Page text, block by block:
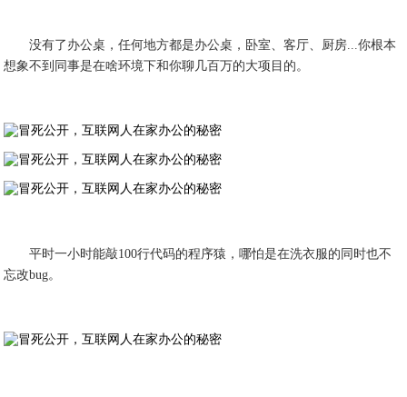
没有了办公桌，任何地方都是办公桌，卧室、客厅、厨房...你根本
想象不到同事是在啥环境下和你聊几百万的大项目的。
平时一小时能敲100行代码的程序猿，哪怕是在洗衣服的同时也不
忘改bug。